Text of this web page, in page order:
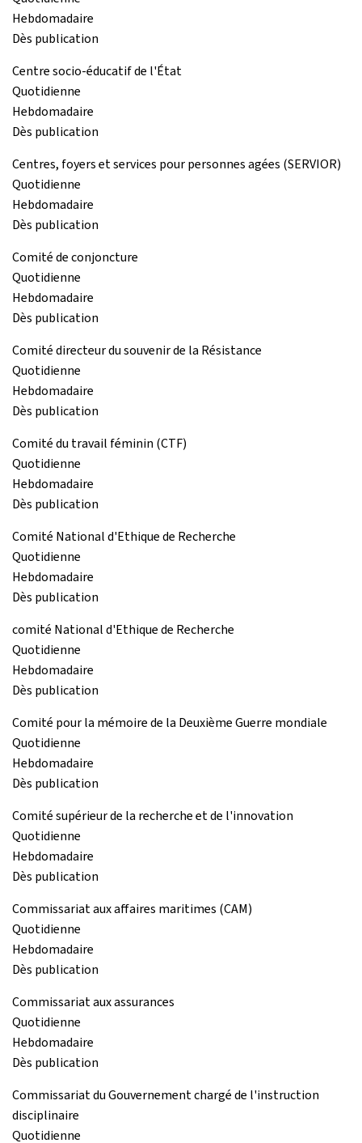
Hebdomadaire
Dès publication
Centre socio-éducatif de l'État
Quotidienne
Hebdomadaire
Dès publication
Centres, foyers et services pour personnes agées (SERVIOR)
Quotidienne
Hebdomadaire
Dès publication
Comité de conjoncture
Quotidienne
Hebdomadaire
Dès publication
Comité directeur du souvenir de la Résistance
Quotidienne
Hebdomadaire
Dès publication
Comité du travail féminin (CTF)
Quotidienne
Hebdomadaire
Dès publication
Comité National d'Ethique de Recherche
Quotidienne
Hebdomadaire
Dès publication
comité National d'Ethique de Recherche
Quotidienne
Hebdomadaire
Dès publication
Comité pour la mémoire de la Deuxième Guerre mondiale
Quotidienne
Hebdomadaire
Dès publication
Comité supérieur de la recherche et de l'innovation
Quotidienne
Hebdomadaire
Dès publication
Commissariat aux affaires maritimes (CAM)
Quotidienne
Hebdomadaire
Dès publication
Commissariat aux assurances
Quotidienne
Hebdomadaire
Dès publication
Commissariat du Gouvernement chargé de l'instruction
disciplinaire
Quotidienne